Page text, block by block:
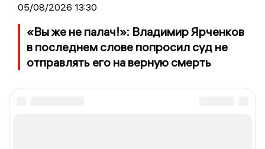
05/08/2026 13:30
«Вы же не палач!»: Владимир Ярченков
в последнем слове попросил суд не
отправлять его на верную смерть